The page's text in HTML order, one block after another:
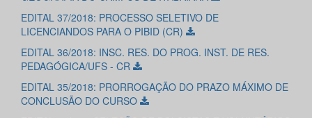
EDITAL 37/2018: PROCESSO SELETIVO DE
LICENCIANDOS PARA O PIBID (CR)
EDITAL 36/2018: INSC. RES. DO PROG. INST. DE RES.
PEDAGÓGICA/UFS - CR
EDITAL 35/2018: PRORROGAÇÃO DO PRAZO MÁXIMO DE
CONCLUSÃO DO CURSO